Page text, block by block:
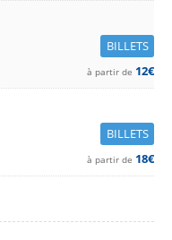
BILLETS
à partir de 12€
BILLETS
à partir de 18€